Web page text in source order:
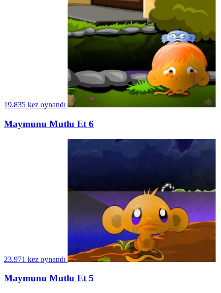
19.835 kez oynandı
Maymunu Mutlu Et 6
23.971 kez oynandı
Maymunu Mutlu Et 5